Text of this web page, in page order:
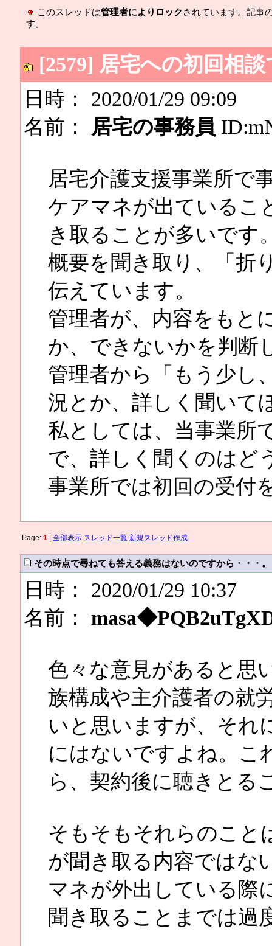
このスレッドは管理者によりロック されています。記事
す。
[2579] 居宅への初回相
日時： 2020/01/29 09:09
名前： 居宅の事務員
居宅介護支援事業所で
ケアマネが出ているこ
き取ることが多いです
概要を聞き取り、「折
伝えています。
管理者が、内容をもと
か、できないかを判断
管理者から「もう少し
況とか、詳しく聞いて
私としては、当事業所
で、詳しく聞くのはど
事業所では初回の受付
Page: 1| 全部表示 スレッド一覧 新規スレッド作成
その時点で尋ねても答える義務はないのですから・・・。
日時： 2020/01/29 10:37
名前：
色々な意見があると思
族構成や主介護者の就
いと思いますが、それ
にはないですよね。こ
ら、契約後に聴きとる
そもそもそれらのこと
が聞き取る内容ではな
マネが外出している際
聞き取ることまでは過